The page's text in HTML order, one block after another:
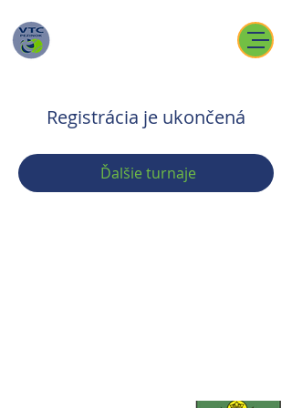
Registrácia je ukončená
Ďalšie turnaje